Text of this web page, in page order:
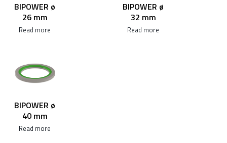
BIPOWER ø
26 mm
Read more
BIPOWER ø
32 mm
Read more
BIPOWER ø
40 mm
Read more